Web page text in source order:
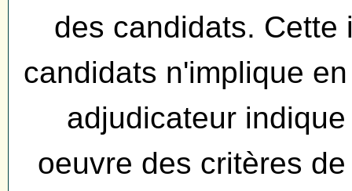
des candidats. Cette
candidats n'implique
adjudicateur
oeuvre des critères